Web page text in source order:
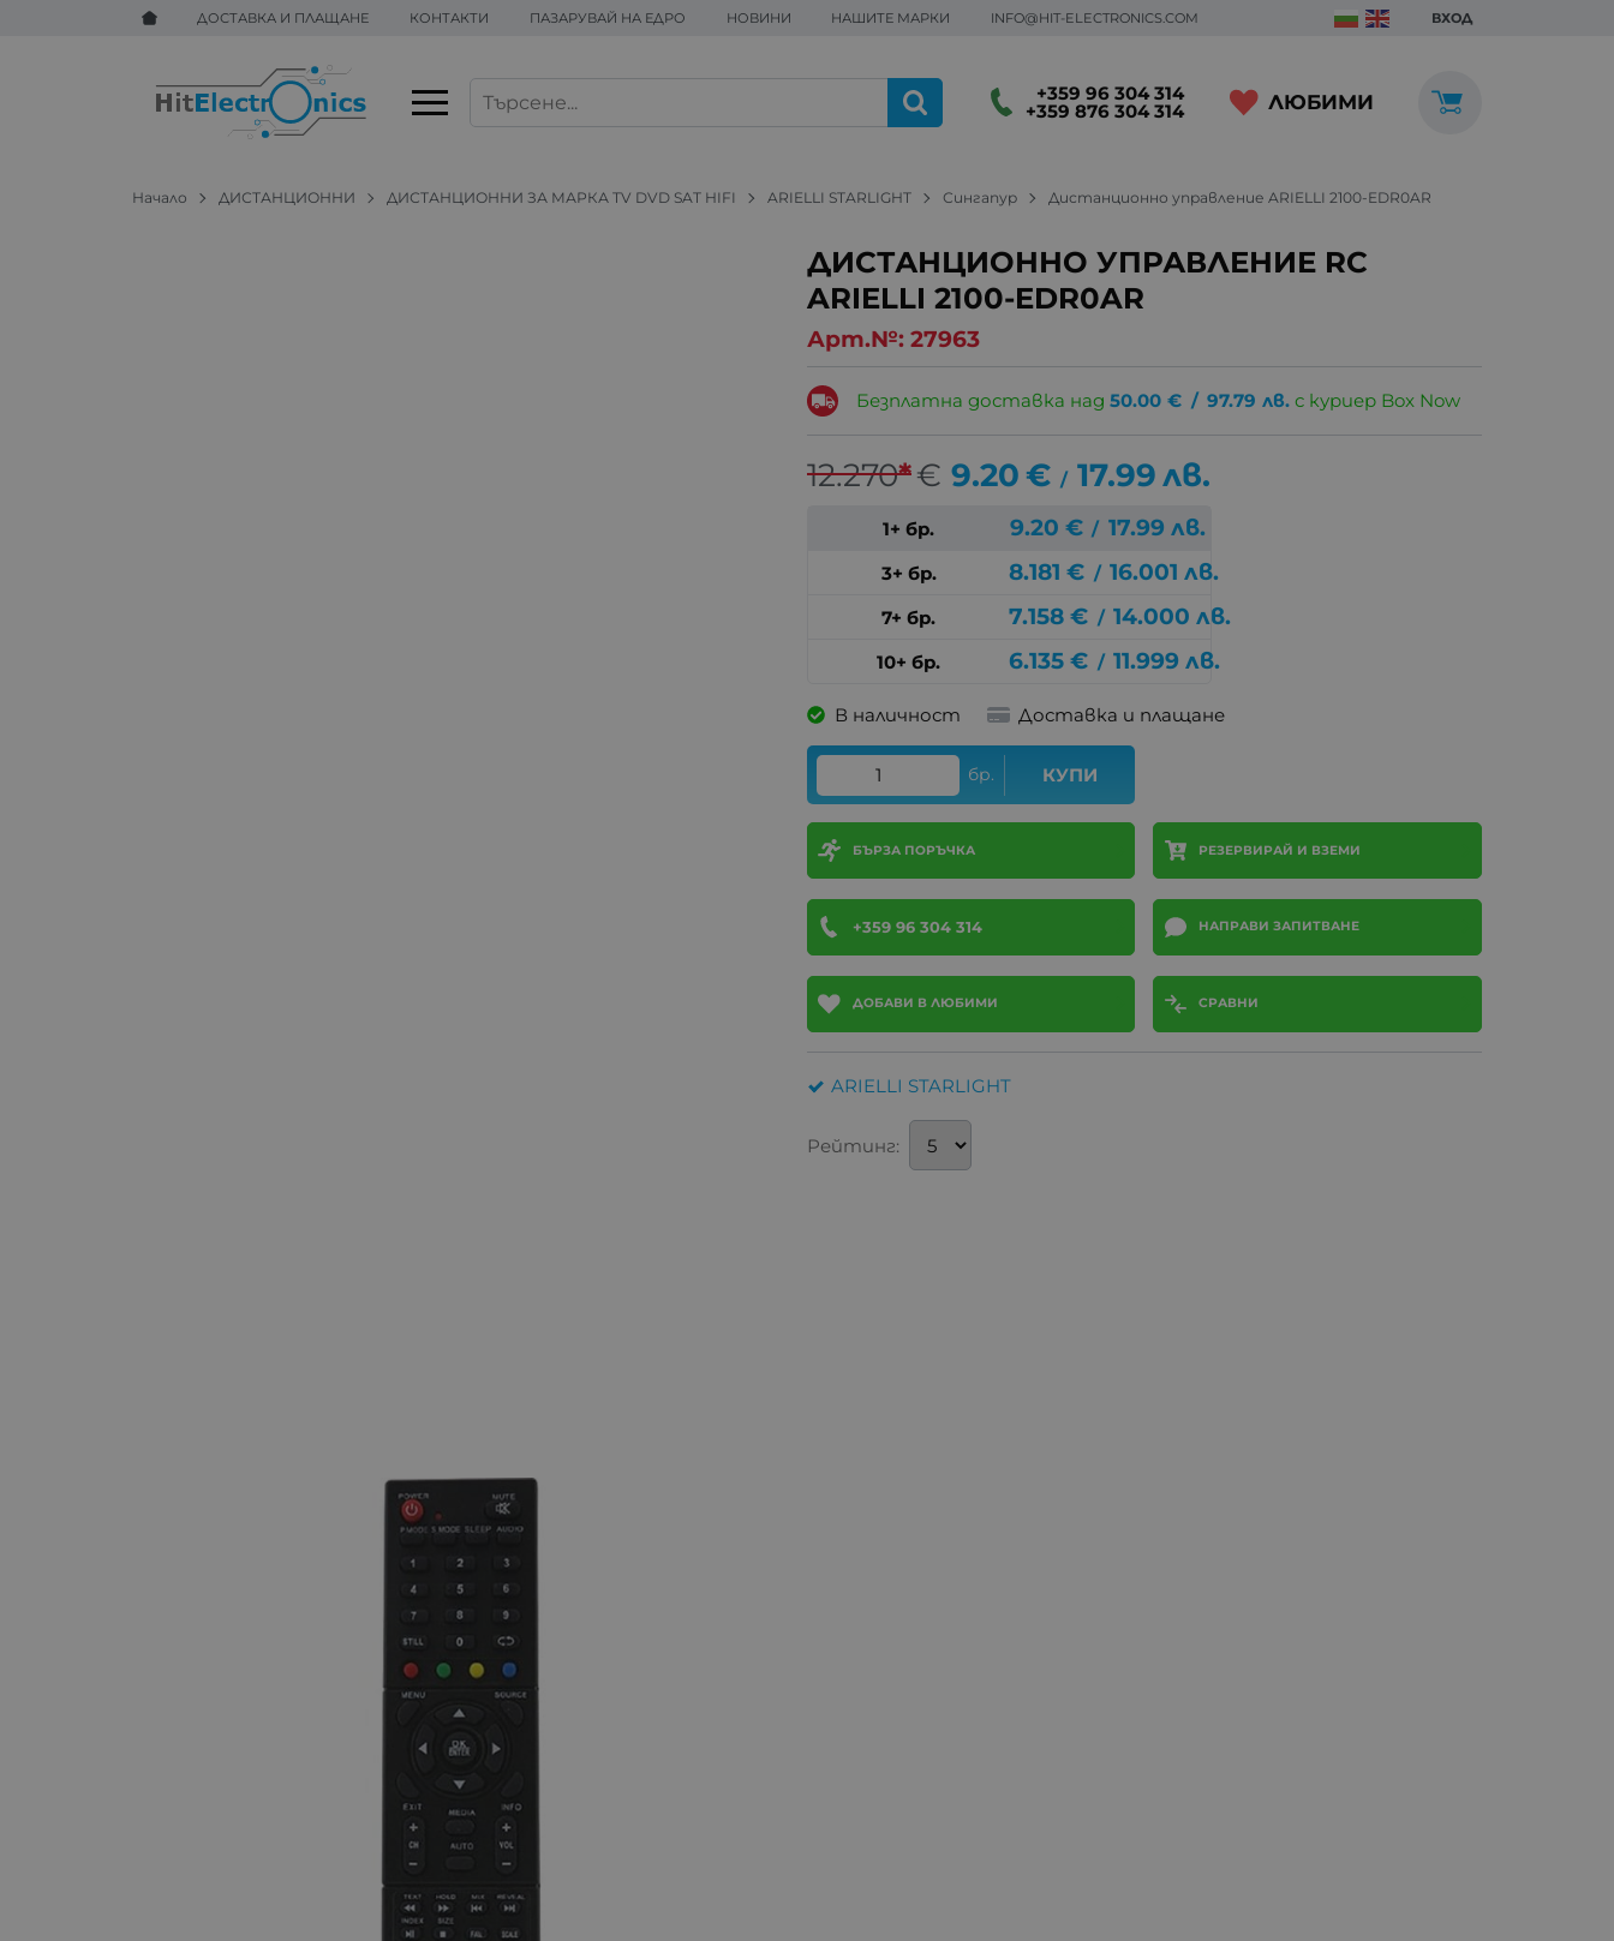
ДОСТАВКА И ПЛАЩАНЕ КОНТАКТИ ПАЗАРУВАЙ НА ЕДРО НОВИНИ НАШИТЕ МАРКИ INFO@HIT-ELECTRONICS.COM ВХОД
+359 96 304 314
+359 876 304 314 ЛЮБИМИ
Начало ДИСТАНЦИОННИ ДИСТАНЦИОННИ ЗА МАРКА TV DVD SAT HIFI ARIELLI STARLIGHT Сингапур Дистанционно управление ARIELLI 2100-EDR0AR
ДИСТАНЦИОННО УПРАВЛЕНИЕ RC
ARIELLI 2100-EDR0AR
Арт.№: 27963
Безплатна доставка над50.00 € / 97.79 лв. с куриер Box Now
12.270*€ 9.20€ / 17.99лв.
1+ бр. 9.20 € / 17.99 лв.
3+ бр. 8.181 € / 16.001 лв.
7+ бр. 7.158 € / 14.000 лв.
10+ бр. 6.135 € / 11.999 лв.
В наличност Доставка и плащане
бр. КУПИ
БЪРЗА ПОРЪЧКА РЕЗЕРВИРАЙ И ВЗЕМИ
+359 96 304 314 НАПРАВИ ЗАПИТВАНЕ
ДОБАВИ В ЛЮБИМИ СРАВНИ
ARIELLI STARLIGHT
Рейтинг: